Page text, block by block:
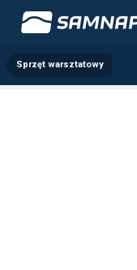
Sprzęt warsztatowy